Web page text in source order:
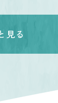
見る